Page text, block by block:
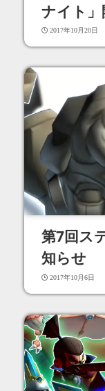
ナイト
2017年10月20日
第7回ス
知らせ
2017年10月6日